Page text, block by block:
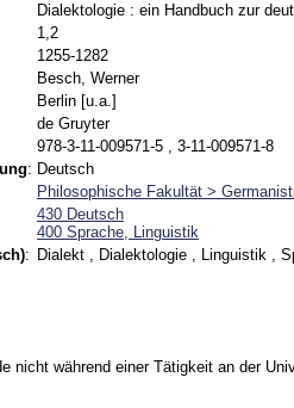
Dialektologie : ein Handbuch zur
1,2
1255-1282
Besch, Werner
Berlin [u.a.]
de Gruyter
978-3-11-009571-5 , 3-11-009571-8
: Deutsch
Philosophische Fakultät >
430 Deutsch
400 Sprache, Linguistik
: Dialekt , Dialektologie , Linguistik ,
nicht während einer Tätigkeit an der